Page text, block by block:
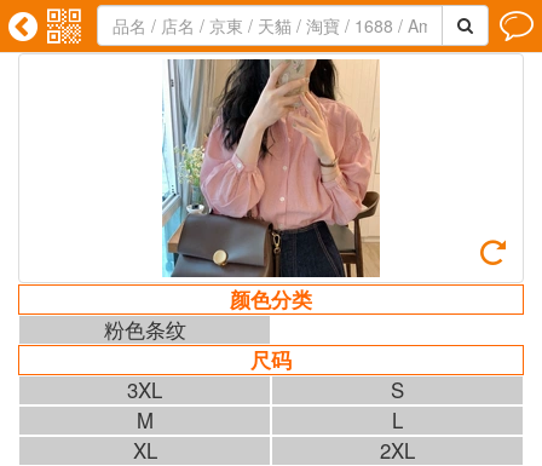
   

颜色分类
粉色条纹
尺码
3XL
S
M
L
XL
2XL